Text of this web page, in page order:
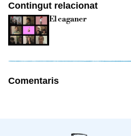
Contingut relacionat
El caganer
Comentaris